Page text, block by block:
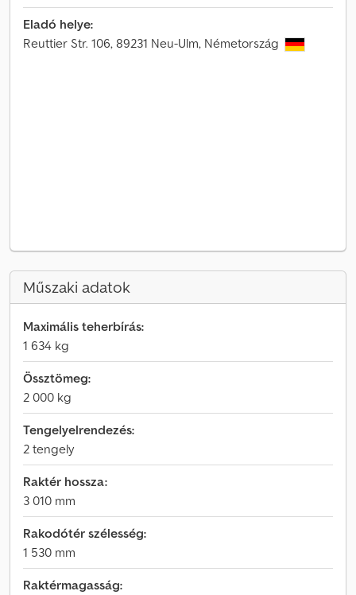
Eladó helye:
Reuttier Str. 106, 89231 Neu-Ulm, Németország
Műszaki adatok
Maximális teherbírás:
1 634 kg
Össztömeg:
2 000 kg
Tengelyelrendezés:
2 tengely
Raktér hossza:
3 010 mm
Rakodótér szélesség:
1 530 mm
Raktérmagasság: